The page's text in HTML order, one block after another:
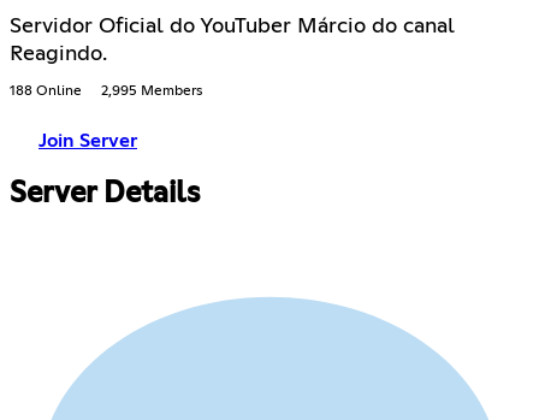
Servidor Oficial do YouTuber Márcio do canal
Reagindo.
188 Online 2,995 Members
Join Server
Server Details